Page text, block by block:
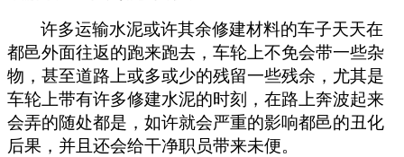
许多运输水泥或许其余修建材料的车子天天在
都邑外面往返的跑来跑去，车轮上不免会带一些杂
物，甚至道路上或多或少的残留一些残余，尤其是
车轮上带有许多修建水泥的时刻，在路上奔波起来
会弄的随处都是，如许就会严重的影响都邑的丑化
后果，并且还会给干净职员带来未便。